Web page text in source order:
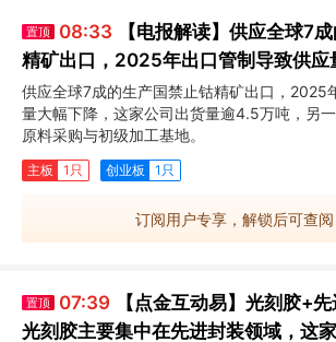
置顶 08:33
【电报解读】供应全球7
精矿出口，2025年出口管制导致供应
家公司出货量逾4.5万吨
供应全球7成的生产国禁止钴精矿出口，2025
量大幅下降，这家公司出货量逾4.5万吨，另
原料采购与初级加工基地。
主板 1只 创业板 1只
订阅用户专享，解锁后可查阅
置顶 07:39
【点金互动易】光刻胶+
光刻胶主要集中在先进封装领域，这